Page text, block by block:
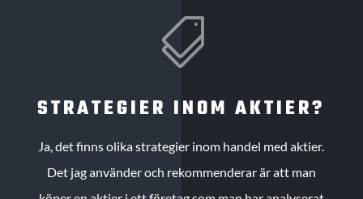

STRATEGIER INOM AKTIER?
Ja, det finns olika strategier inom handel med aktier.
Det jag använder och rekommenderar är att man